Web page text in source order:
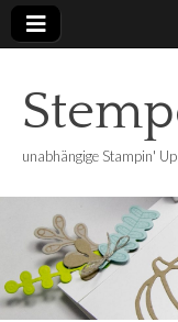
unabhängige Stampin'